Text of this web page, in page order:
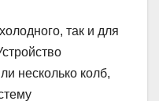
так и для
несколько колб,